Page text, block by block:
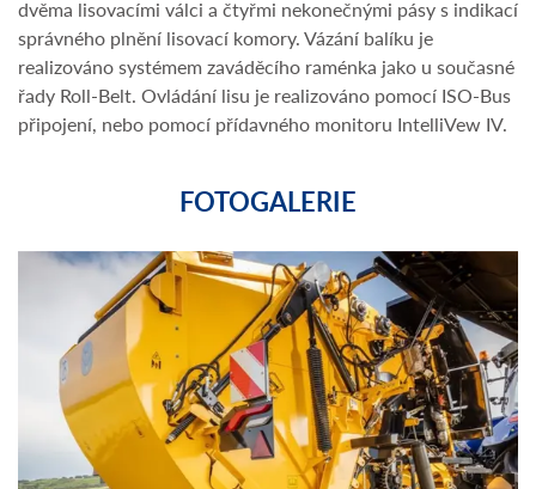
dvěma lisovacími válci a čtyřmi nekonečnými pásy s indikací
správného plnění lisovací komory. Vázání balíku je
realizováno systémem zaváděcího raménka jako u současné
řady Roll-Belt. Ovládání lisu je realizováno pomocí ISO-Bus
připojení, nebo pomocí přídavného monitoru IntelliVew IV.
FOTOGALERIE